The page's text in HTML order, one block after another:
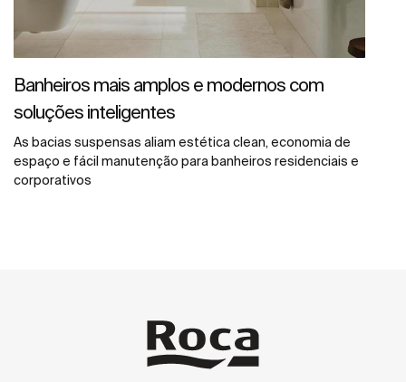
Banheiros mais amplos e modernos com
soluções inteligentes
As bacias suspensas aliam estética clean, economia de
espaço e fácil manutenção para banheiros residenciais e
corporativos